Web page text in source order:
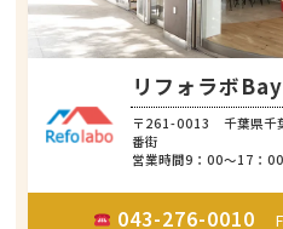
リフォラボ
〒261-0013 千葉県千
番街
営業時間9：00～17：00
043-276-0010